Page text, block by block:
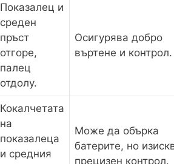
Показалец и
среден
пръст
отгоре,
палец
отдолу.
Осигурява добро
въртене и контрол.
Кокалчетата
на
показалеца
и средния
Може да обърка
батерите, но
прецизен контрол.